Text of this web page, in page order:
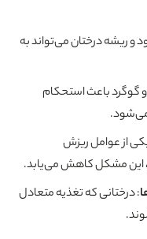
و ریشه درختان می‌تواند به
گوگرد باعث استحکام
از عوامل ریزش
این مشکل کاهش می‌یابد.
: درختانی که تغذیه متعادل